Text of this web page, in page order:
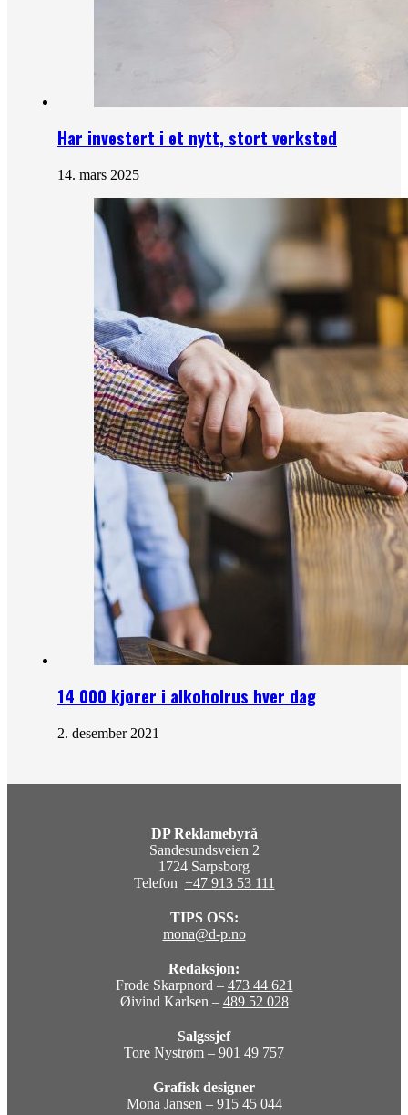
Har investert i et nytt, stort verksted
14. mars 2025
14 000 kjører i alkoholrus hver dag
2. desember 2021
DP Reklamebyrå
Sandesundsveien 2
1724 Sarpsborg
Telefon +47 913 53 111
TIPS OSS:
mona@d-p.no
Redaksjon:
Frode Skarpnord – 473 44 621
Øivind Karlsen – 489 52 028
Salgssjef
Tore Nystrøm – 901 49 757
Grafisk designer
Mona Jansen – 915 45 044